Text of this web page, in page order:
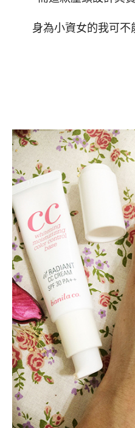
身為小資女的我可